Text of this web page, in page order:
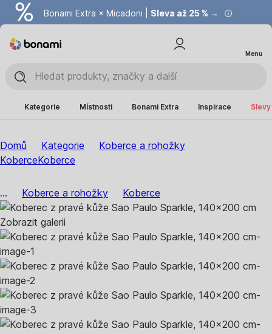
Bonami Extra × Micadoni | Sleva až 25 % →
Summer Sale | Ušetřete až 40 % →
Menu
Kategorie Místnosti Bonami Extra Inspirace
Domů Kategorie
Koberce a rohožky
KoberceKoberce
... Koberce a rohožky Koberce
Zobrazit galerii